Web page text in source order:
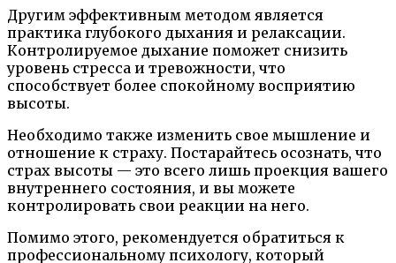
Другим эффективным методом является
практика глубокого дыхания и релаксации.
Контролируемое дыхание поможет снизить
уровень стресса и тревожности, что
способствует более спокойному восприятию
высоты.
Необходимо также изменить свое мышление и
отношение к страху. Постарайтесь осознать, что
страх высоты — это всего лишь проекция вашего
внутреннего состояния, и вы можете
контролировать свои реакции на него.
Помимо этого, рекомендуется обратиться к
профессиональному психологу, который